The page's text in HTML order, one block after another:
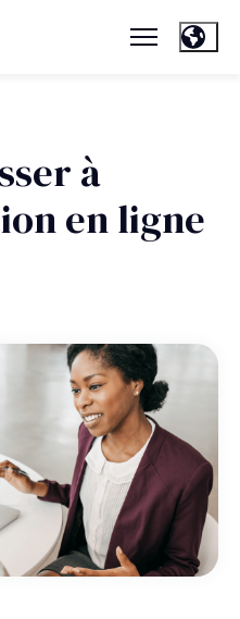
à
en ligne